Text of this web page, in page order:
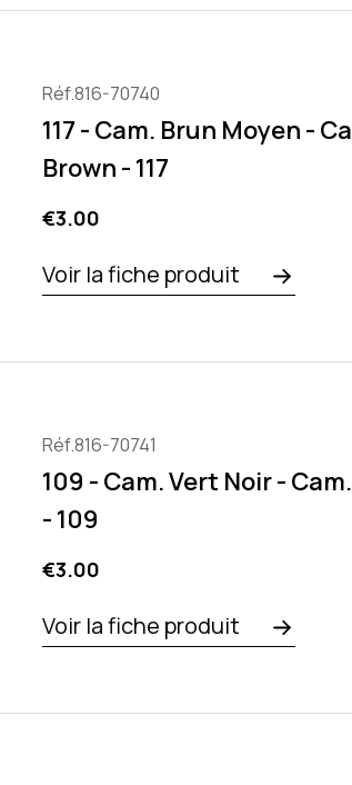
Réf.816-70740
117 - Cam. Brun Moyen -
Brown - 117
Price
€3.00
Voir la fiche produit
Réf.816-70741
109 - Cam. Vert Noir -
- 109
Price
€3.00
Voir la fiche produit